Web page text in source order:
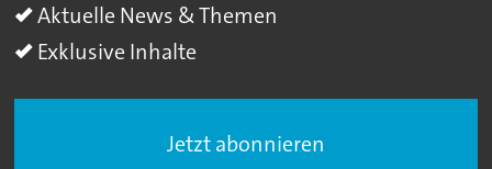
Aktuelle News & Themen
Exklusive Inhalte
Jetzt abonnieren